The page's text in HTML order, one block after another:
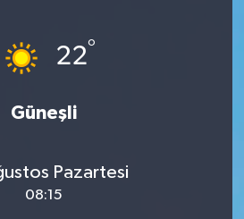
22°
Güneşli
Pazartesi
08:15